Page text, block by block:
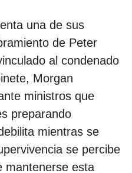
una de sus
de Peter
al condenado
Morgan
ministros que
preparando
mientras se
se percibe
mantenerse esta